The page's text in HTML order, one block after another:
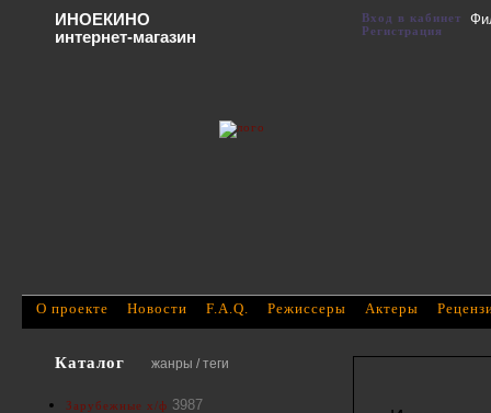
Каталог жанры / теги
Зарубежные х/ф 3987
О проекте Новости F.A.Q. Режиссеры Актеры
ИНОЕКИНО
интернет-магазин
Вход в кабинет
Регистрация